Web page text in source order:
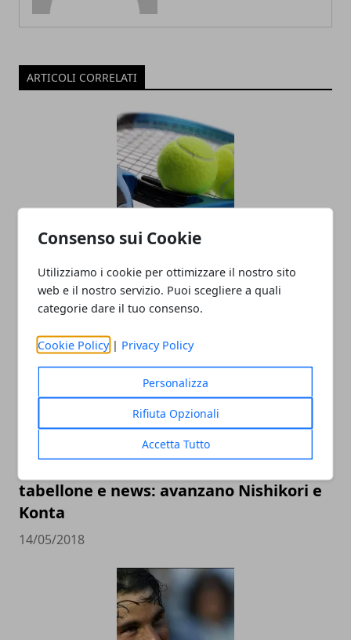
Consenso sui Cookie
Utilizziamo i cookie per ottimizzare il nostro sito
web e il nostro servizio. Puoi scegliere a quali
categorie dare il tuo consenso.
Cookie Policy | Privacy Policy
Personalizza
Rifiuta Opzionali
Accetta Tutto
ARTICOLI CORRELATI
Racchette da tennis: quanto incidono
sul gioco del principiante
10/12/2018
tabellone e news: avanzano Nishikori e
Konta
14/05/2018